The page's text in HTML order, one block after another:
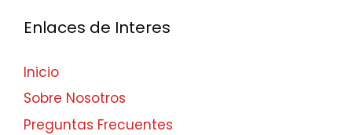
Enlaces de Interes
Inicio
Sobre Nosotros
Preguntas Frecuentes